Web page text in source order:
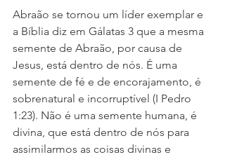
Abraão se tornou um líder exemplar e
a Bíblia diz em Gálatas 3 que a mesma
semente de Abraão, por causa de
Jesus, está dentro de nós. É uma
semente de fé e de encorajamento, é
sobrenatural e incorruptível (I Pedro
1:23). Não é uma semente humana, é
divina, que está dentro de nós para
assimilarmos as coisas divinas e